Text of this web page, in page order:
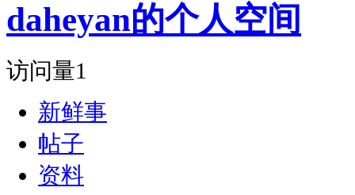
daheyan的个人空间
访问量1
新鲜事
帖子
资料